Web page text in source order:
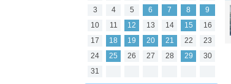
3
4 5 6 7 8
9
10
11 12 13 14 15
16
17
18 19 20 21 22
23
24
25 26 27 28 29
30
31